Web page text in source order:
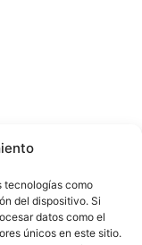
tecnologías como
del dispositivo. Si
datos como el
únicos en este sitio.